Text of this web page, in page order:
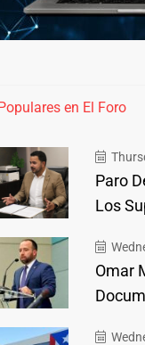
en El Foro
Paro
Los
Omar